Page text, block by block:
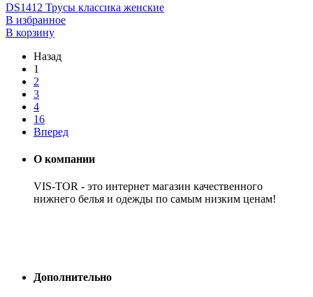
DS1412 Трусы классика женские
В избранное
В корзину
Назад
1
2
3
4
16
Вперед
О компании
VIS-TOR - это интернет магазин качественного
нижнего белья и одежды по самым низким ценам!
Дополнительно